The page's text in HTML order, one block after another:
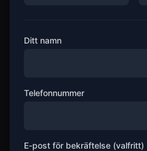
Ditt namn
Telefonnummer
E-post för bekräftelse (valfritt)